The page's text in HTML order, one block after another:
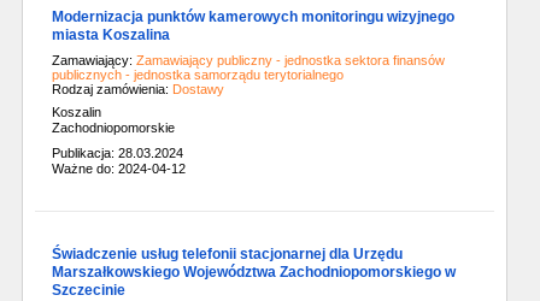
Modernizacja punktów kamerowych monitoringu wizyjnego
miasta Koszalina
Zamawiający: Zamawiający publiczny - jednostka sektora finansów
publicznych - jednostka samorządu terytorialnego
Rodzaj zamówienia: Dostawy
Koszalin
Zachodniopomorskie
Publikacja: 28.03.2024
Ważne do: 2024-04-12
Świadczenie usług telefonii stacjonarnej dla Urzędu
Marszałkowskiego Województwa Zachodniopomorskiego w
Szczecinie